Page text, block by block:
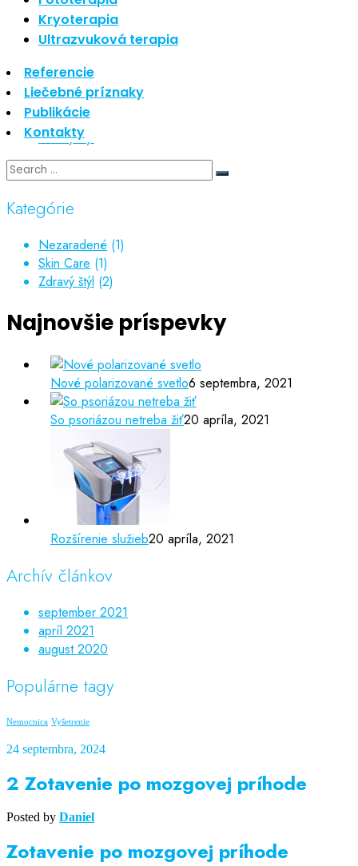
Kryoterapia
Ultrazvuková terapia
Referencie
Liečebné príznaky
Publikácie
Kontakty
apríl 2021
august 2020
Kategórie
Nezaradené
Skin Care
Zdravý štýl
Kategórie
Nezaradené (1)
Skin Care (1)
Zdravý štýl (2)
Najnovšie príspevky
Nové polarizované svetlo6 septembra, 2021
So psoriázou netreba žiť20 apríla, 2021
Rozšírenie služieb20 apríla, 2021
Archív článkov
september 2021
apríl 2021
august 2020
Populárne tagy
Nemocnica Vyšetrenie
24 septembra, 2024
2 Zotavenie po mozgovej príhode
Posted by Daniel
Zotavenie po mozgovej príhode